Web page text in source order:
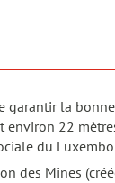
garantir la bonne
environ 22
du
des Mines